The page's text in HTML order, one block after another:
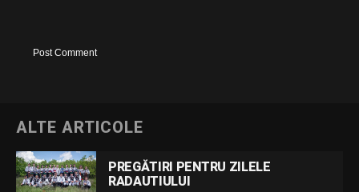
ALTE ARTICOLE
PREGĂTIRI PENTRU ZILELE
RADAUTIULUI